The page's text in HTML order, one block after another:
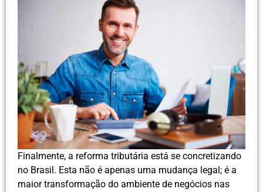
Finalmente, a reforma tributária está se concretizando
no Brasil. Esta não é apenas uma mudança legal; é a
maior transformação do ambiente de negócios nas